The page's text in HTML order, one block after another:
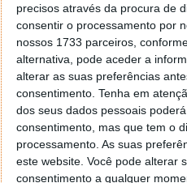
precisos através da procura de
consentir o processamento por
nossos 1733 parceiros,
alternativa, pode aceder a
alterar as suas preferências
consentimento. Tenha em
dos seus dados pessoais
consentimento, mas que tem o
processamento. As suas
este website. Você pode alterar
consentimento a qualquer
Desculpa mas o link
o MSn Messenger 8.
Responder
Vítor M.
@Rui
Tens de encontrar o
janela iniciar e no topo
rato faz propriedades.
clica no botão